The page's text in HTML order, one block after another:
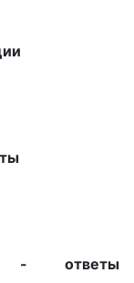
- ответы